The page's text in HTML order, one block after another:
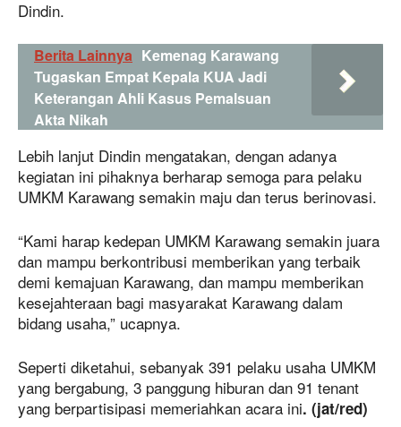
Dindin.
Berita Lainnya Kemenag Karawang
Tugaskan Empat Kepala KUA Jadi
Keterangan Ahli Kasus Pemalsuan
Akta Nikah
Lebih lanjut Dindin mengatakan, dengan adanya
kegiatan ini pihaknya berharap semoga para pelaku
UMKM Karawang semakin maju dan terus berinovasi.
“Kami harap kedepan UMKM Karawang semakin juara
dan mampu berkontribusi memberikan yang terbaik
demi kemajuan Karawang, dan mampu memberikan
kesejahteraan bagi masyarakat Karawang dalam
bidang usaha,” ucapnya.
Seperti diketahui, sebanyak 391 pelaku usaha UMKM
yang bergabung, 3 panggung hiburan dan 91 tenant
yang berpartisipasi memeriahkan acara ini. (jat/red)